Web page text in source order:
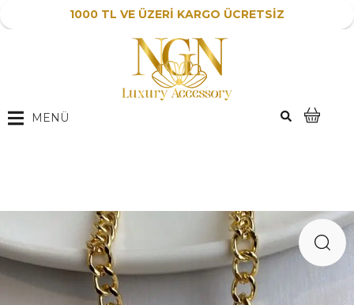
1000 TL VE ÜZERİ KARGO ÜCRETSİZ
MENÜ